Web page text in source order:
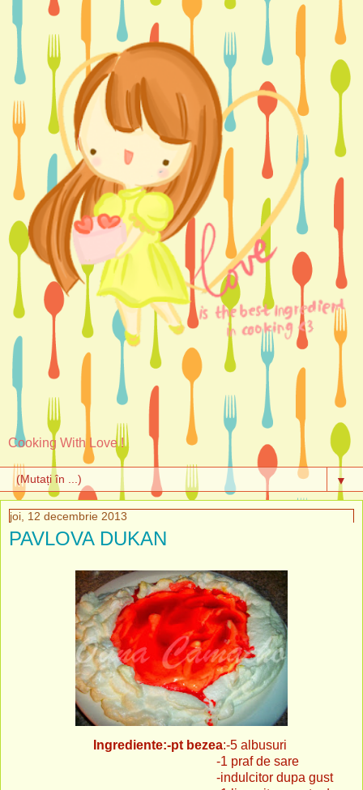
Cooking With Love !
▼
joi, 12 decembrie 2013
PAVLOVA DUKAN
Ingrediente:-pt bezea:-5 albusuri
-1 praf de sare
-indulcitor dupa gust